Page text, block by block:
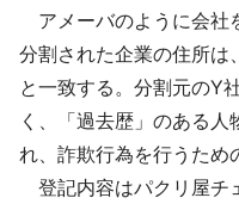
アメーバのように会社
分割された企業の住所は
と一致する。分割元のY
く、「過去歴」のある
れ、詐欺行為を行うため
登記内容はパクリ屋チ